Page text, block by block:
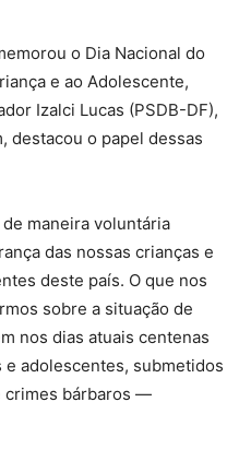
o Dia Nacional do
e ao Adolescente,
Izalci Lucas (PSDB-DF),
destacou o papel dessas
maneira voluntária
das nossas crianças e
deste país. O que nos
sobre a situação de
nos dias atuais centenas
adolescentes, submetidos
crimes bárbaros —